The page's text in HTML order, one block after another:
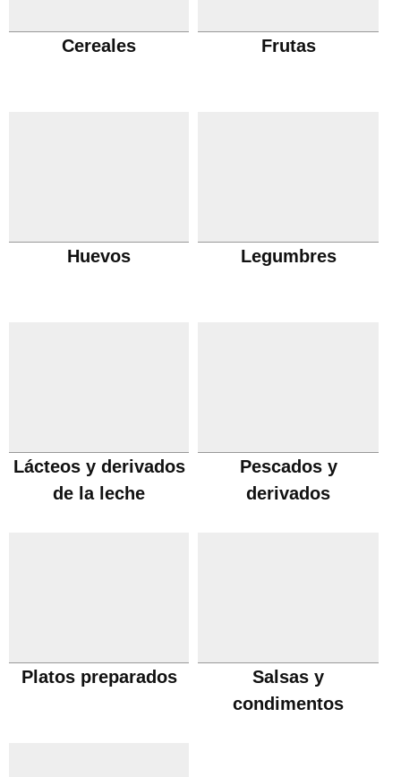
Cereales Frutas
Huevos Legumbres
Lácteos y derivados
de la leche
Pescados y
derivados
Platos preparados
Salsas y
condimentos